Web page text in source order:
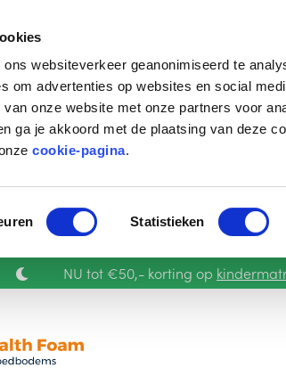
websiteverkeer geanonimiseerd te
om advertenties op websites en social
onze website met onze partners voor
ga je akkoord met de plaatsing van deze
cookie-pagina.
Statistieken
NU tot €50,- korting op